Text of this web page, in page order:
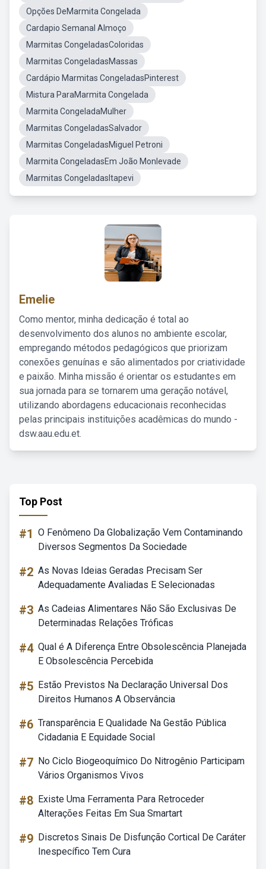
Opções DeMarmita Congelada
Cardapio Semanal Almoço
Marmitas CongeladasColoridas
Marmitas CongeladasMassas
Cardápio Marmitas CongeladasPinterest
Mistura ParaMarmita Congelada
Marmita CongeladaMulher
Marmitas CongeladasSalvador
Marmitas CongeladasMiguel Petroni
Marmita CongeladasEm João Monlevade
Marmitas CongeladasItapevi
Emelie
Como mentor, minha dedicação é total ao
desenvolvimento dos alunos no ambiente escolar,
empregando métodos pedagógicos que priorizam
conexões genuínas e são alimentados por criatividade
e paixão. Minha missão é orientar os estudantes em
sua jornada para se tornarem uma geração notável,
utilizando abordagens educacionais reconhecidas
pelas principais instituições acadêmicas do mundo -
dsw.aau.edu.et.
Top Post
#1 O Fenômeno Da Globalização Vem Contaminando
Diversos Segmentos Da Sociedade
#2 As Novas Ideias Geradas Precisam Ser
Adequadamente Avaliadas E Selecionadas
#3 As Cadeias Alimentares Não São Exclusivas De
Determinadas Relações Tróficas
#4 Qual é A Diferença Entre Obsolescência Planejada
E Obsolescência Percebida
#5 Estão Previstos Na Declaração Universal Dos
Direitos Humanos A Observância
#6 Transparência E Qualidade Na Gestão Pública
Cidadania E Equidade Social
#7 No Ciclo Biogeoquímico Do Nitrogênio Participam
Vários Organismos Vivos
#8 Existe Uma Ferramenta Para Retroceder
Alterações Feitas Em Sua Smartart
#9 Discretos Sinais De Disfunção Cortical De Caráter
Inespecífico Tem Cura